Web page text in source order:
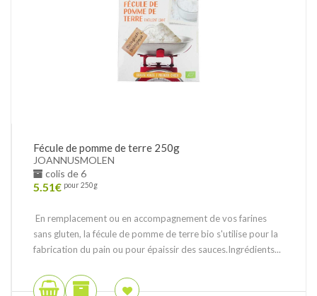
Fécule de pomme de terre 250g
JOANNUSMOLEN
colis de 6
5.51€ pour 250g
En remplacement ou en accompagnement de vos farines
sans gluten, la fécule de pomme de terre bio s'utilise pour la
fabrication du pain ou pour épaissir des sauces.Ingrédients...